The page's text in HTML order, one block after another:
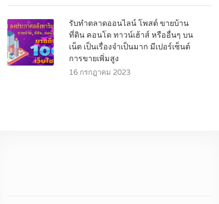
รับทำตลาดออนไลน์ โพสต์ ขายบ้าน
ที่ดิน คอนโด ทาวน์เฮ้าส์ หรืออื่นๆ บน
เน็ต เป็นเรื่องจำเป็นมาก มีเปอร์เซ็นต์
การขายเพิ่มสูง
16 กรกฎาคม 2023